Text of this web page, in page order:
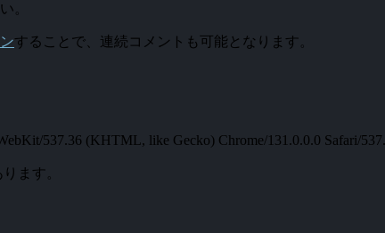
。
することで、連続コメントも可能となります。
537.36 (KHTML, like Gecko) Chrome/131.0.0.0 Safari/
ます。